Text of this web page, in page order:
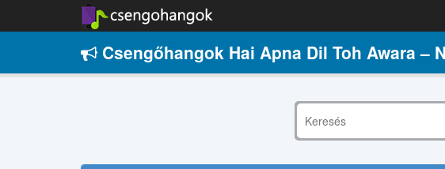
Csengőhangok Hai Apna Dil Toh Awara –